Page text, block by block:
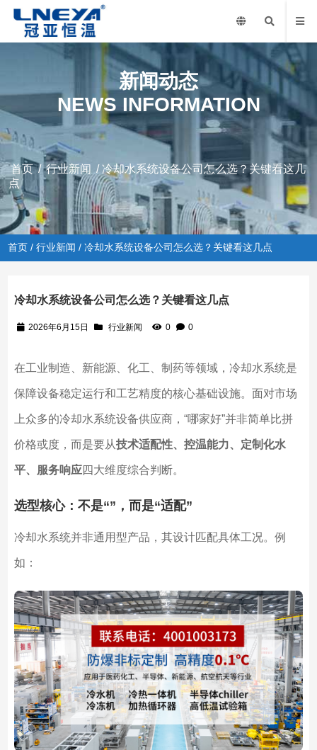
新闻动态
NEWS INFORMATION
首页/行业新闻 / 冷却水系统设备公司怎么选？关键看这几
点
首页 /行业新闻 / 冷却水系统设备公司怎么选？关键看这几点
冷却水系统设备公司怎么选？关键看这几点
2026年6月15日 行业新闻 0 0
在工业制造、新能源、化工、制药等领域，冷却水系统是
保障设备稳定运行和工艺精度的核心基础设施。面对市场
上众多的冷却水系统设备供应商，“哪家好”并非简单比拼
价格或度，而是要从技术适配性、控温能力、定制化水
平、服务响应四大维度综合判断。
选型核心：不是“”，而是“适配”
冷却水系统并非通用型产品，其设计匹配具体工况。例
如：